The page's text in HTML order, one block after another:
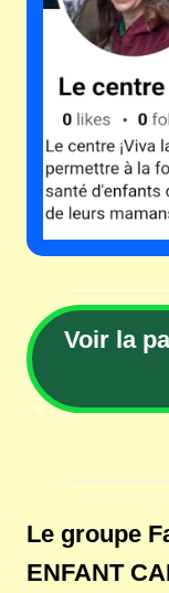
Voir la
Le groupe
ENFANT